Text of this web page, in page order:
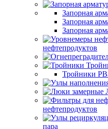
Запорная
Запорная
Запорная
нефтепродуктов
Тройники
нефтепродуктов
пара